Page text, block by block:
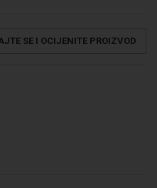
SE I OCIJENITE PROIZVOD